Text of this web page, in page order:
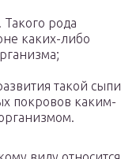
рода
каких-либо
такой сыпи
покровов каким-